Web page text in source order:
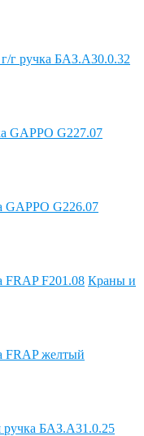
г ручка БАЗ.А30.0.32
GAPPO G227.07
GAPPO G226.07
FRAP F201.08 Краны и
FRAP желтый
ручка БАЗ.А31.0.25